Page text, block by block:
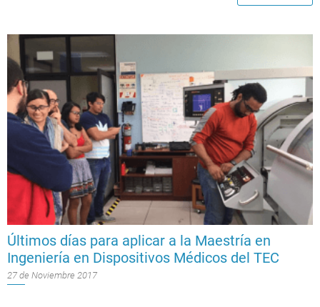
Últimos días para aplicar a la Maestría en
Ingeniería en Dispositivos Médicos del TEC
27 de Noviembre 2017